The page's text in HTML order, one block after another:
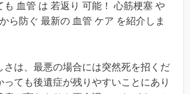
も 血管 は 若返り 可能！ 心筋梗塞 や
ら防ぐ 最新の 血管 ケア を紹介しま
さは、最悪の場合には突然死を招くだ
っても後遺症が残りやすいことにあり